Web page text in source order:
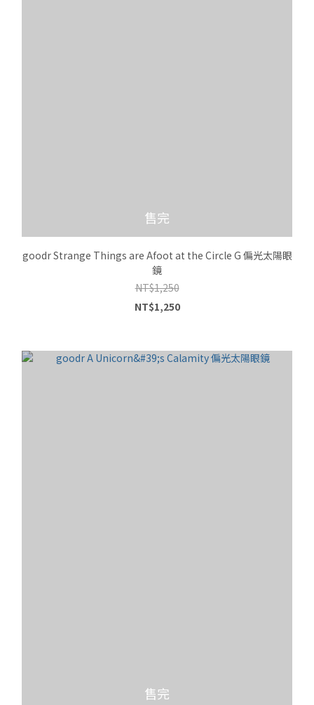
售完
goodr Strange Things are Afoot at the Circle G 偏光太陽眼
鏡
NT$1,250
NT$1,250
售完